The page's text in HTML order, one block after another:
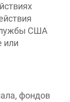
США
или
фондов